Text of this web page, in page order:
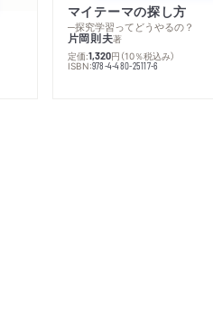
マイテーマの探し方
─探究学習ってどうやるの？
片岡則夫著
定価:1,320円 （10％税込み）
ISBN:978-4-480-25117-6